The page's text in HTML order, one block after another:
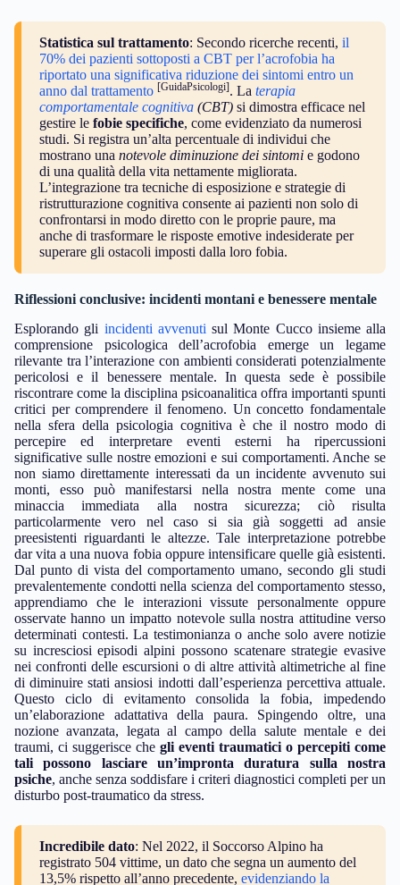
Statistica sul trattamento: Secondo ricerche recenti, il
70% dei pazienti sottoposti a CBT per l’acrofobia ha
riportato una significativa riduzione dei sintomi entro un
anno dal trattamento [GuidaPsicologi]. La terapia
comportamentale cognitiva (CBT) si dimostra efficace nel
gestire le fobie specifiche, come evidenziato da numerosi
studi. Si registra un’alta percentuale di individui che
mostrano una notevole diminuzione dei sintomi e godono
di una qualità della vita nettamente migliorata.
L’integrazione tra tecniche di esposizione e strategie di
ristrutturazione cognitiva consente ai pazienti non solo di
confrontarsi in modo diretto con le proprie paure, ma
anche di trasformare le risposte emotive indesiderate per
superare gli ostacoli imposti dalla loro fobia.
Riflessioni conclusive: incidenti montani e benessere mentale
Esplorando gli incidenti avvenuti sul Monte Cucco insieme alla
comprensione psicologica dell’acrofobia emerge un legame
rilevante tra l’interazione con ambienti considerati potenzialmente
pericolosi e il benessere mentale. In questa sede è possibile
riscontrare come la disciplina psicoanalitica offra importanti spunti
critici per comprendere il fenomeno. Un concetto fondamentale
nella sfera della psicologia cognitiva è che il nostro modo di
percepire ed interpretare eventi esterni ha ripercussioni
significative sulle nostre emozioni e sui comportamenti. Anche se
non siamo direttamente interessati da un incidente avvenuto sui
monti, esso può manifestarsi nella nostra mente come una
minaccia immediata alla nostra sicurezza; ciò risulta
particolarmente vero nel caso si sia già soggetti ad ansie
preesistenti riguardanti le altezze. Tale interpretazione potrebbe
dar vita a una nuova fobia oppure intensificare quelle già esistenti.
Dal punto di vista del comportamento umano, secondo gli studi
prevalentemente condotti nella scienza del comportamento stesso,
apprendiamo che le interazioni vissute personalmente oppure
osservate hanno un impatto notevole sulla nostra attitudine verso
determinati contesti. La testimonianza o anche solo avere notizie
su incresciosi episodi alpini possono scatenare strategie evasive
nei confronti delle escursioni o di altre attività altimetriche al fine
di diminuire stati ansiosi indotti dall’esperienza percettiva attuale.
Questo ciclo di evitamento consolida la fobia, impedendo
un’elaborazione adattativa della paura. Spingendo oltre, una
nozione avanzata, legata al campo della salute mentale e dei
traumi, ci suggerisce che gli eventi traumatici o percepiti come
tali possono lasciare un’impronta duratura sulla nostra
psiche, anche senza soddisfare i criteri diagnostici completi per un
disturbo post-traumatico da stress.
Incredibile dato: Nel 2022, il Soccorso Alpino ha
registrato 504 vittime, un dato che segna un aumento del
13,5% rispetto all’anno precedente, evidenziando la